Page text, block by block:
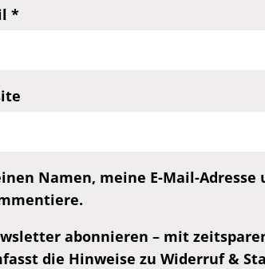
*
Namen, meine E-Mail-
abonnieren – mit
die Hinweise zu Widerruf &